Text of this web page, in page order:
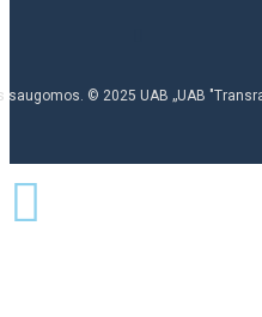
saugomos. © 2025 UAB „UAB